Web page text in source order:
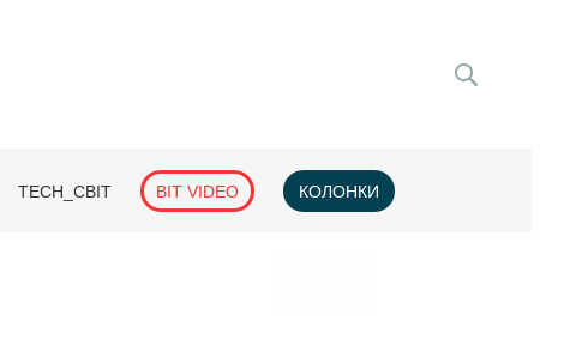
TECH_СВІТ BIT VIDEO КОЛОНКИ